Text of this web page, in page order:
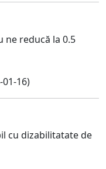
ne reducă la 0.5
16)
cu dizabilitatate de